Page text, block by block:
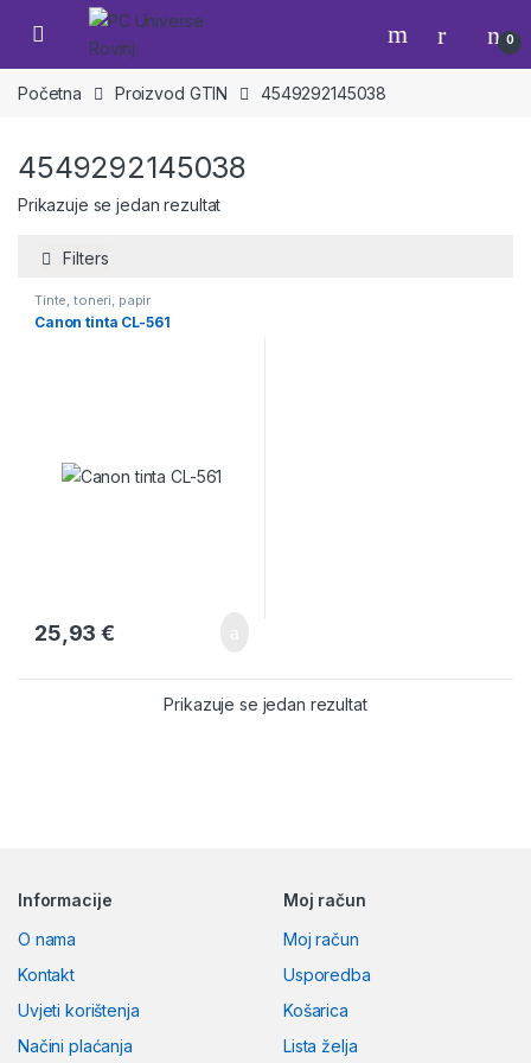
Skip to navigation
Skip to content
Open 0
Početna Proizvod GTIN 4549292145038
4549292145038
Prikazuje se jedan rezultat
Filters
Tinte, toneri, papir
Canon tinta CL-561
25,93€
Prikazuje se jedan rezultat
Informacije
O nama
Kontakt
Uvjeti korištenja
Načini plaćanja
Moj račun
Moj račun
Usporedba
Košarica
Lista želja